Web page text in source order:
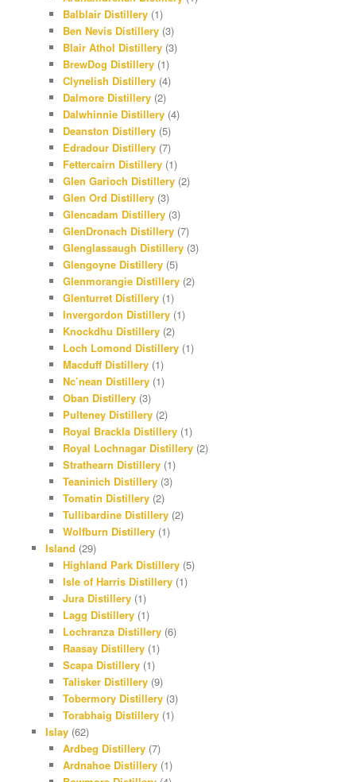
Balblair Distillery (1)
Ben Nevis Distillery (3)
Blair Athol Distillery (3)
BrewDog Distillery (1)
Clynelish Distillery (4)
Dalmore Distillery (2)
Dalwhinnie Distillery (4)
Deanston Distillery (5)
Edradour Distillery (7)
Fettercairn Distillery (1)
Glen Garioch Distillery (2)
Glen Ord Distillery (3)
Glencadam Distillery (3)
GlenDronach Distillery (7)
Glenglassaugh Distillery (3)
Glengoyne Distillery (5)
Glenmorangie Distillery (2)
Glenturret Distillery (1)
Invergordon Distillery (1)
Knockdhu Distillery (2)
Loch Lomond Distillery (1)
Macduff Distillery (1)
Nc’nean Distillery (1)
Oban Distillery (3)
Pulteney Distillery (2)
Royal Brackla Distillery (1)
Royal Lochnagar Distillery (2)
Strathearn Distillery (1)
Teaninich Distillery (3)
Tomatin Distillery (2)
Tullibardine Distillery (2)
Wolfburn Distillery (1)
Island (29)
Highland Park Distillery (5)
Isle of Harris Distillery (1)
Jura Distillery (1)
Lagg Distillery (1)
Lochranza Distillery (6)
Raasay Distillery (1)
Scapa Distillery (1)
Talisker Distillery (9)
Tobermory Distillery (3)
Torabhaig Distillery (1)
Islay(62)
Ardbeg Distillery (7)
Ardnahoe Distillery (1)